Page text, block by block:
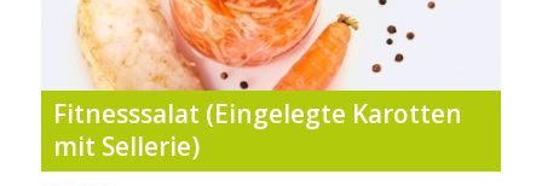
Fitnesssalat (Eingelegte Karotten
mit Sellerie)